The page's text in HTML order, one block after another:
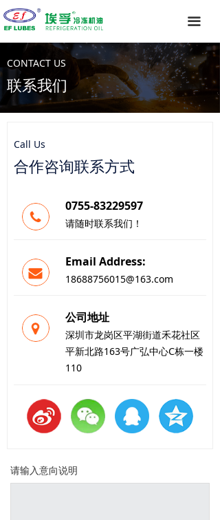
끀
CONTACT US
联系我们
Call Us
合作咨询联系方式
0755-83229597
请随时联系我们！
Email Address:
18688756015@163.com
公司地址
深圳市龙岗区平湖街道禾花社区
平新北路163号广弘中心C栋一楼
110
请输入意向说明